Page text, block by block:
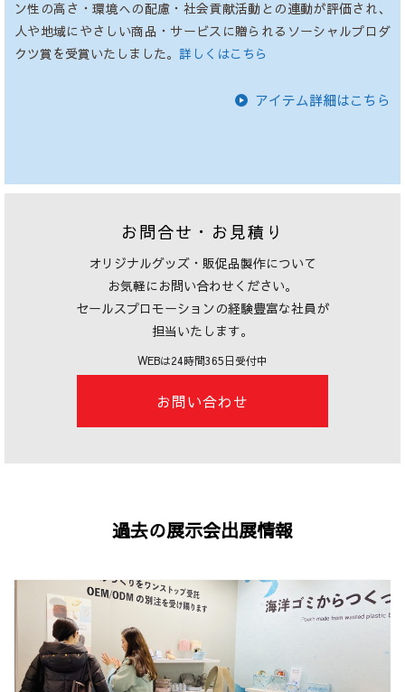
ン性の高さ・環境への配慮・社会貢献活動との連動が評価され、
人や地域にやさしい商品・サービスに贈られるソーシャルプロダ
クツ賞を受賞いたしました。 詳しくはこちら
アイテム詳細はこちら
お問合せ・お見積り
オリジナルグッズ・販促品製作について
お気軽にお問い合わせください。
セールスプロモーションの経験豊富な社員が
担当いたします。
WEBは24時間365日受付中
お問い合わせ
過去の展示会出展情報